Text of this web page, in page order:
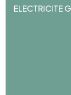
ELECTRICITE